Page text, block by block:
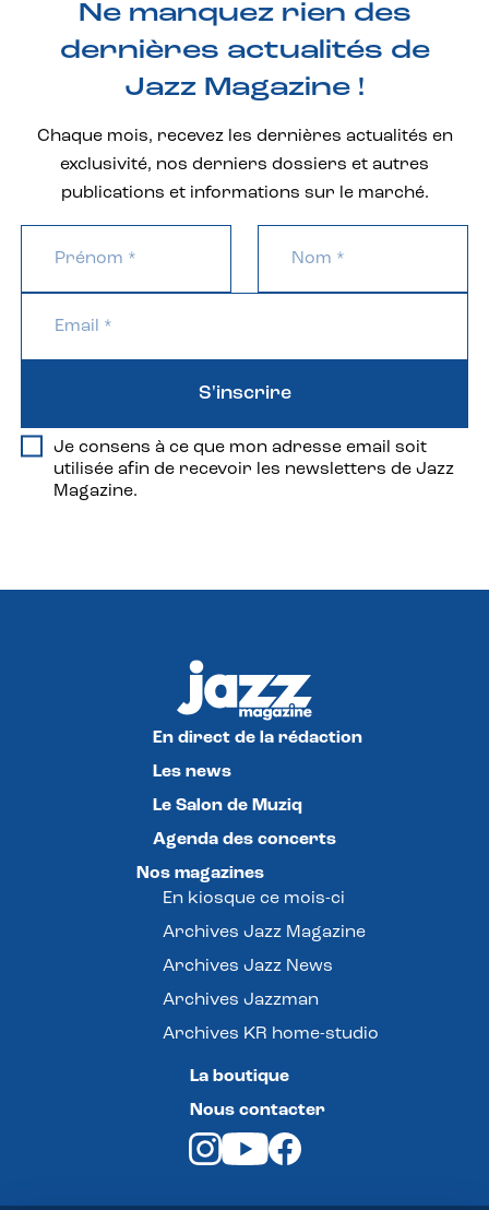
Ne manquez rien des
dernières actualités de
Jazz Magazine !
Chaque mois, recevez les dernières actualités en
exclusivité, nos derniers dossiers et autres
publications et informations sur le marché.
Je consens à ce que mon adresse email soit
utilisée afin de recevoir les newsletters de Jazz
Magazine.
S'inscrire
En direct de la rédaction
Les news
Le Salon de Muziq
Agenda des concerts
Nos magazines
En kiosque ce mois-ci
Archives Jazz Magazine
Archives Jazz News
Archives Jazzman
Archives KR home-studio
La boutique
Nous contacter